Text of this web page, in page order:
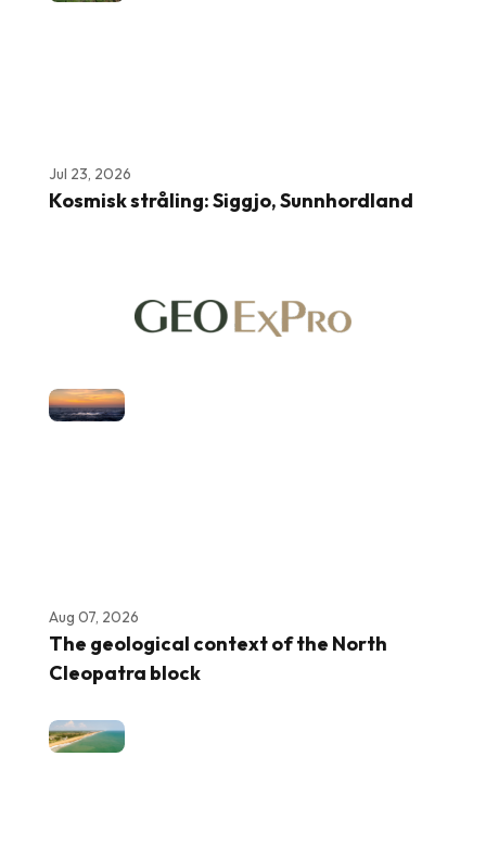
Jul 23, 2026
Kosmisk stråling: Siggjo, Sunnhordland
Aug 07, 2026
The geological context of the North
Cleopatra block